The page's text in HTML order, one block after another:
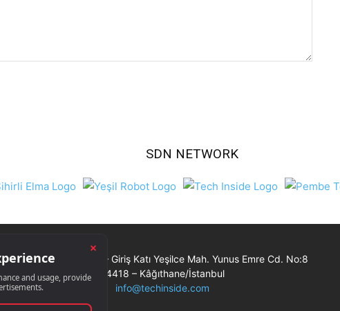
SDN NETWORK
Nil Ticaret Merkezi – Giriş Katı Yeşilce Mah. Yunus Emre Cd. No:8
34418 – Kâğıthane/İstanbul
info@techinside.com